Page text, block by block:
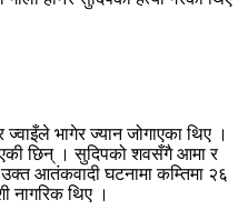
भागेर ज्यान जोगाएका थिए ।
छिन् । सुदिपको शवसँगै आमा र
आतंकवादी घटनामा कम्तिमा २६
नागरिक थिए ।